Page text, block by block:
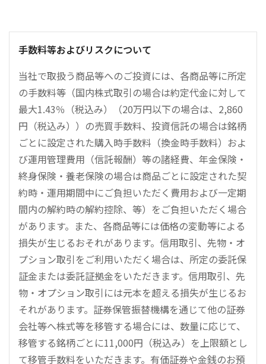
手数料等およびリスクについて
当社で取扱う商品等へのご投資には、各商品等に所定
の手数料等（国内株式取引の場合は約定代金に対して
最大1.43％（税込み）（20万円以下の場合は、2,860
円（税込み））の売買手数料、投資信託の場合は銘柄
ごとに設定された購入時手数料（換金時手数料）およ
び運用管理費用（信託報酬）等の諸経費、年金保険・
終身保険・養老保険の場合は商品ごとに設定された契
約時・運用期間中にご負担いただく費用および一定期
間内の解約時の解約控除、等）をご負担いただく場合
があります。また、各商品等には価格の変動等による
損失が生じるおそれがあります。信用取引、先物・オ
プション取引をご利用いただく場合は、所定の委託保
証金または委託証拠金をいただきます。信用取引、先
物・オプション取引には元本を超える損失が生じるお
それがあります。証券保管振替機構を通じて他の証券
会社等へ株式等を移管する場合には、数量に応じて、
移管する銘柄ごとに11,000円（税込み）を上限額とし
て移管手数料をいただきます。有価証券や金銭のお預